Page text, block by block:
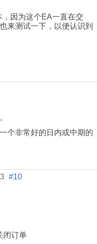
因为这个EA一直在交
来测试一下，以便认识到
个非常好的日内或中期的
#10
闭订单